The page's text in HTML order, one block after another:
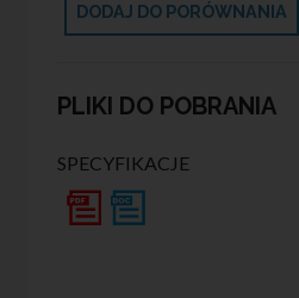
DODAJ DO PORÓWNANIA
PLIKI DO POBRANIA
SPECYFIKACJE